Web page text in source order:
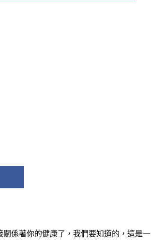
關係著你的健康了，我們要知道的，這是一